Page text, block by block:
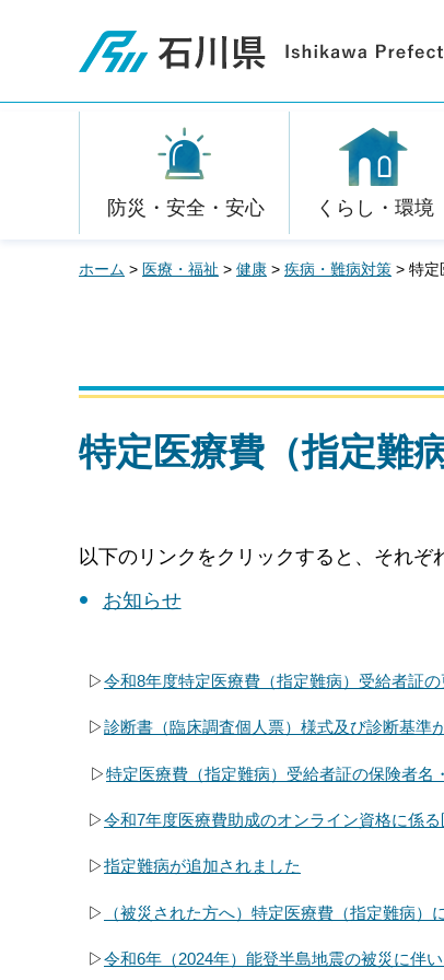
石川県
防災・安全・安心 くらし・環境
ホーム > 医療・福祉 > 健康 > 疾病・難病対策 > 特定
特定医療費（指定難
以下のリンクをクリックすると、それぞ
お知らせ
▷令和8年度特定医療費（指定難病）受給者証
▷診断書（臨床調査個人票）様式及び診断基準
▷特定医療費（指定難病）受給者証の保険者
▷令和7年度医療費助成のオンライン資格に係
▷指定難病が追加されました
▷ （被災された方へ）特定医療費（指定難病）
▷令和6年（2024年）能登半島地震の被災に伴